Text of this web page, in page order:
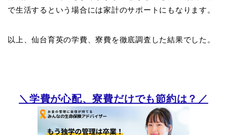
で生活するという場合には家計のサポートにもなります。
以上、仙台育英の学費、寮費を徹底調査した結果でした。
＼学費が心配、寮費だけでも節約は？／